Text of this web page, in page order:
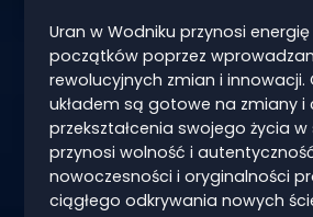
Uran w Wodniku przynosi
początków poprzez
rewolucyjnych zmian i innowacji.
układem są gotowe na zmiany
przekształcenia swojego życia
przynosi wolność i
nowoczesności i oryginalności
ciągłego odkrywania nowych